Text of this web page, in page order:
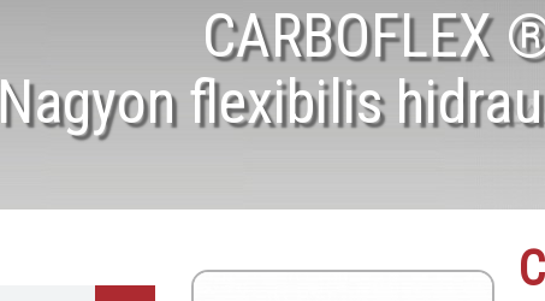
CARBOFLEX
Nagyon flexibilis